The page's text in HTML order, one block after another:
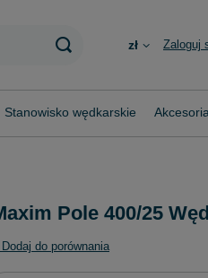
zł Zaloguj
Stanowisko wędkarskie
Pole 400/25
do porównania